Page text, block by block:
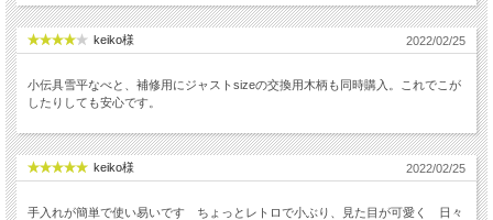
keiko様 2022/02/25
小伝具雪平なべと、補修用にジャストsizeの交換用木柄も同時購入。これでこが
したりしても安心です。
keiko様 2022/02/25
手入れが簡単で使い易いです ちょっとレトロで小ぶり、見た目が可愛く 日々